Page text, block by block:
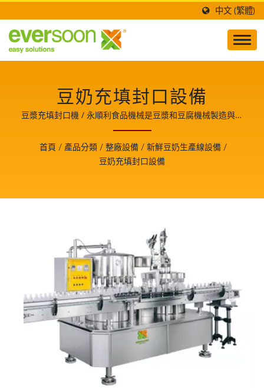
中文 (繁體)
豆奶充填封口設備
豆漿充填封口機 / 永順利食品機械是豆漿和豆腐機械製造與技
術開發的領導者，也是食品安全的守護者，並分享生產豆腐美
食的關鍵技術與經驗，使我們成為客戶成長的重要夥伴。
首頁 / 產品分類 / 整廠設備 / 新鮮豆奶生產線設備 /
豆奶充填封口設備